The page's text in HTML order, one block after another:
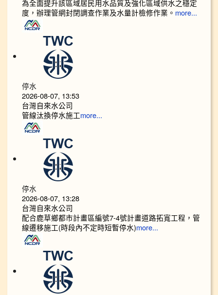
為全面提升該區域居民用水品質及強化區域供水之穩定
度，辦理管網封閉調查作業及水量計檢修作業。 more...
停水
2026-08-07, 13:53
台灣自來水公司
管線汰換停水施工more...
停水
2026-08-07, 13:28
台灣自來水公司
配合鹿草鄉都市計畫區編號7-4號計畫道路拓寬工程，管
線遷移施工(時段內不定時短暫停水)more...